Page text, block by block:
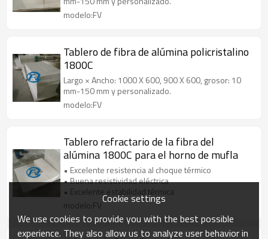
modelo:FV
Tablero de fibra de alúmina policristalino
1800C
Largo × Ancho: 1000 X 600, 900 X 600, grosor: 10
mm-150 mm y personalizado.
modelo:FV
Tablero refractario de la fibra del
alúmina 1800C para el horno de mufla
• Excelente resistencia al choque térmico
• Buena resistividad eléctrica
• Excelente estabilidad térmica
modelo:FVCookie settings
We use cookies to provide you with the best possible
experience. They also allow us to analyze user behavior in